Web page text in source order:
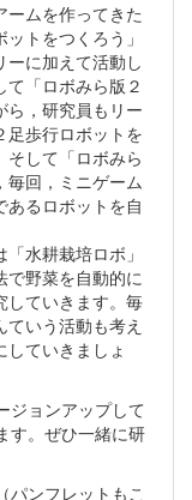
ームを作ってきた
トをつくろう」
ーに加えて活動し
「ロボみら版２
ら，研究員もリー
足歩行ロボットを
して「ロボみら
毎回，ミニゲーム
あるロボットを自
水耕栽培ロボ」
で野菜を自動的に
していきます。毎
いう活動も考え
ていきましょ
ジョンアップして
す。ぜひ一緒に研
パンフレットもこ